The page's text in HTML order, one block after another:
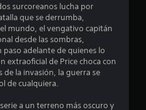
surcoreanos lucha por
que se derrumba,
mundo, el vengativo capitán
desde las sombras,
adelante de quienes lo
extraoficial de Price choca con
de la invasión, la guerra se
de cualquiera.
a un terreno más oscuro y